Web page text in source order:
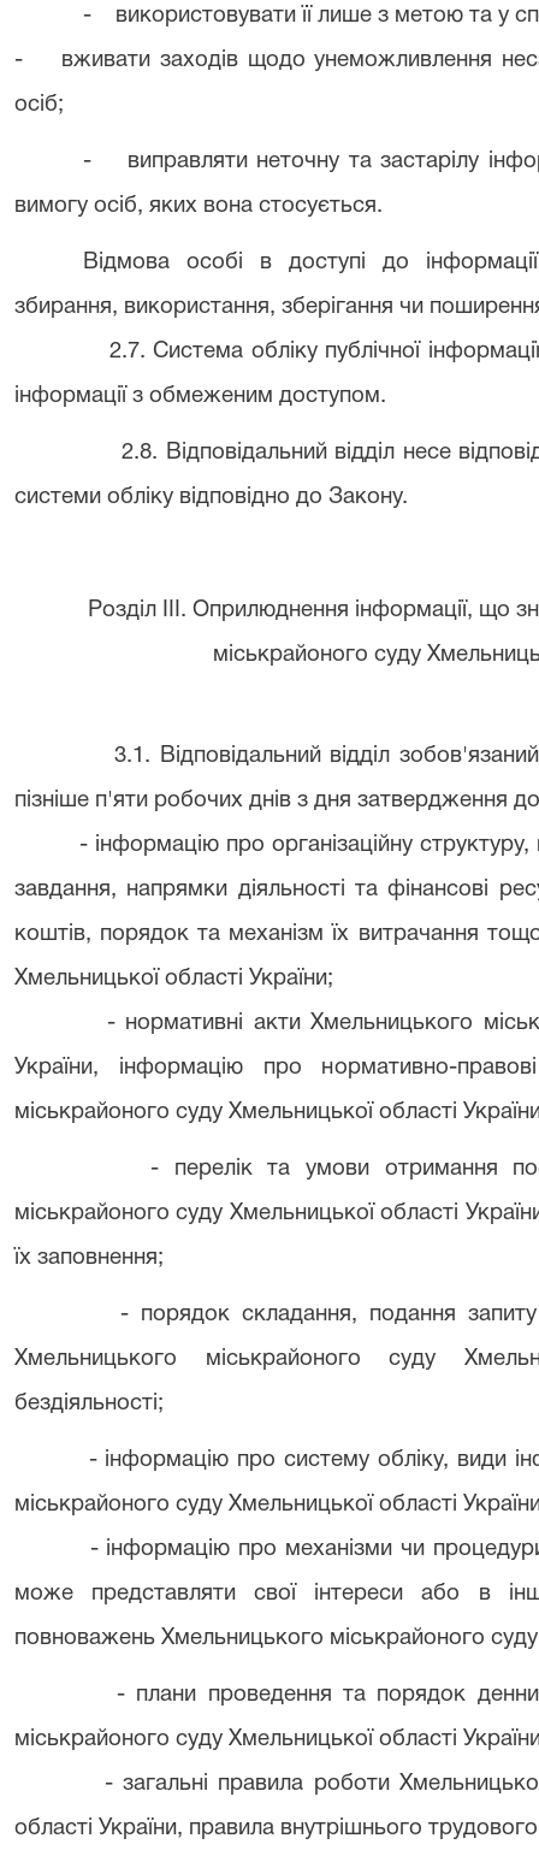
- використовувати її лише з метою та у
- вживати заходів щодо унеможливлення
осіб;
- виправляти неточну та застарілу
вимогу осіб, яких вона стосується.
Відмова особі в доступі до
збирання, використання, зберігання чи
2.7. Система обліку публічної
інформації з обмеженим доступом.
2.8. Відповідальний відділ несе
системи обліку відповідно до Закону.
Розділ IIІ. Оприлюднення інформації, що
міськрайоного суду
3.1. Відповідальний відділ
пізніше п'яти робочих днів з дня затвердження
- інформацію про організаційну
завдання, напрямки діяльності та фінансові
коштів, порядок та механізм їх витрачання
Хмельницької області України;
- нормативні акти Хмельницького
України, інформацію про нормативно-
міськрайоного суду Хмельницької області
- перелік та умови отримання
міськрайоного суду Хмельницької області
їх заповнення;
- порядок складання, подання
Хмельницького міськрайоного суду
бездіяльності;
- інформацію про систему обліку, види
міськрайоного суду Хмельницької області
- інформацію про механізми чи
може представляти свої інтереси або в
повноважень Хмельницького міськрайоного
- плани проведення та порядок
міськрайоного суду Хмельницької області
- загальні правила роботи
області України, правила внутрішнього